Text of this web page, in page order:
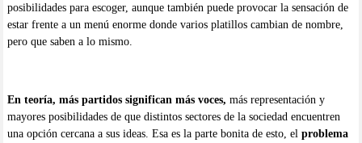
posibilidades para escoger, aunque también puede provocar la sensación de
estar frente a un menú enorme donde varios platillos cambian de nombre,
pero que saben a lo mismo.
En teoría, más partidos significan más voces, más representación y
mayores posibilidades de que distintos sectores de la sociedad encuentren
una opción cercana a sus ideas. Esa es la parte bonita de esto, el problema